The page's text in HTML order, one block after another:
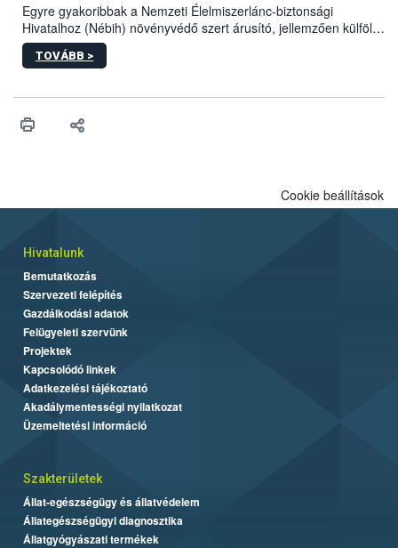
Egyre gyakoribbak a Nemzeti Élelmiszerlánc-biztonsági
Hivatalhoz (Nébih) növényvédő szert árusító, jellemzően külföldi
honlapok kapcsán érkező bejelentések. Emellett az ilyen
termékeket kínáló kéretlen online reklámok mennyisége is
összegyűjtötte az illegális növényvédő szerek kapcsán
vásárlás kockázatait.
TOVÁBB >
Cookie beállítások
Hivatalunk
Bemutatkozás
Szervezeti felépítés
Gazdálkodási adatok
Felügyeleti szervünk
Projektek
Kapcsolódó linkek
Adatkezelési tájékoztató
Akadálymentességi nyilatkozat
Üzemeltetési információ
Szakterületek
Állat-egészségügy és állatvédelem
Állategészségügyi diagnosztika
Állatgyógyászati termékek